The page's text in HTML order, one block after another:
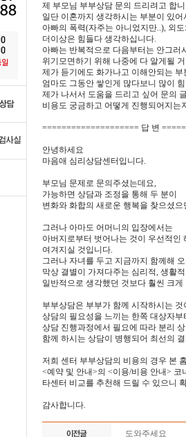
제 부모님 부부상담 문의 드리려고 합
일단 이혼까지 생각하시는 부분이 있
아빠의 폭력(자주는 아니었지만..), 외
더이상은 힘들다 생각하십니다.
아빠는 반복적으로 다음부터는 안그러
위기모면하기 위해 나중에 다 알게될
제가 듣기에도 화가나고 이해안되는
엄마도 그동안 쌓인게 많다보니 많이
제가 나서서 도움을 드리고 싶어 문의
비용도 궁금하고 어떻게 진행되어지는
==================== 답 변
안녕하세요
마음애 심리상담센터입니다.
부모님 문제로 문의주셨는데요,
가능하면 상담과 조정을 통해 두 분이
변화와 화합의 새로운 행복을 찾으셨으
그러나 아마도 어머니의 입장에서는
아버지로부터 벗어나는 것이 우선적인
여겨지실 것입니다.
그러나 자녀를 두고 지금까지 함께해
막상 결별이 가져다주는 심리적, 생활
일반적으로 생각했던 것보다 훨씬 크
부부상담은 부부가 함께 시작하시는 것
상담의 필요성을 느끼는 한쪽 대상자
상담 진행과정에서 필요에 따라 분리
함께 하시는 상담이 병행되어 최선의
저희 센터 부부상담의 비용의 경우 본
<예약 및 안내>의 <이용/비용 안내>
타센터 비교를 추천해 드릴 수 있으니
감사합니다.
도와주세요